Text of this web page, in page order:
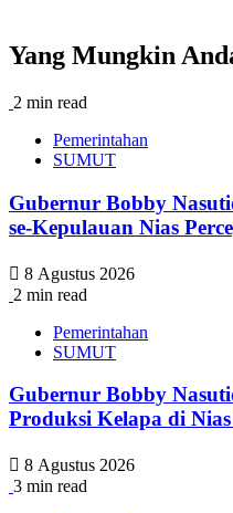
Yang Mungkin
2 min read
Pemerintahan
SUMUT
Gubernur Bobby
se-Kepulauan Nias
8 Agustus 2026
2 min read
Pemerintahan
SUMUT
Gubernur Bobby
Produksi Kelapa di
8 Agustus 2026
3 min read